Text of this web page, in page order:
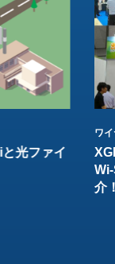
光ファイ
ワ
介